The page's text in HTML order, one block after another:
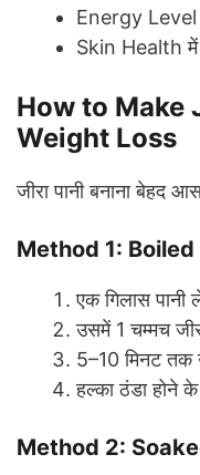
Energy Level
Skin Health में
How to Make
Weight Loss
जीरा पानी बनाना बेहद
Method 1:
एक गिलास पानी
उसमें 1 चम्मच
5–10 मिनट तक
हल्का ठंडा होने के
Method 2: